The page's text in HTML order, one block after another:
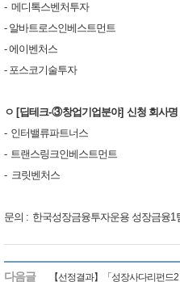
- ​ 메디톡스벤처투자
- 알바트로스인베스트먼트
-에이벤처스
- 포스코기술투자
ㅇ [딥테크-③창업기업분야] 신청 회사명
- 인터밸류파트너스
- 트랜스링크인베스트먼트
- 크릿벤처스
문의 : 한국성장금융투자운용 성장금융1
다음글
【선정결과】「성장사다리펀드